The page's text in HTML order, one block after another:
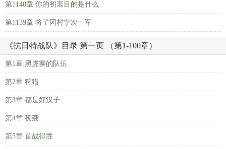
第1140章 你的初衷目的是什么
第1139章 将了冈村宁次一军
《抗日特战队》目录 第一页 （第1-100章）
第1章 黑虎寨的队伍
第2章 狩猎
第3章 都是好汉子
第4章 夜袭
第5章 首战得胜